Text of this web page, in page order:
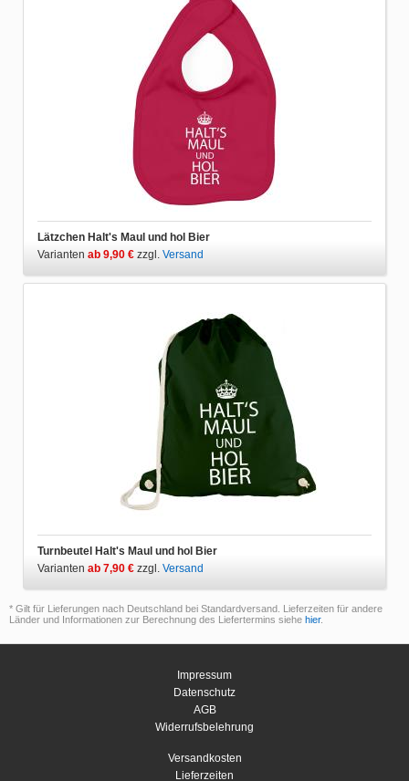
Lätzchen Halt's Maul und hol Bier
Varianten ab 9,90 € zzgl. Versand
Turnbeutel Halt's Maul und hol Bier
Varianten ab 7,90 € zzgl. Versand
* Gilt für Lieferungen nach Deutschland bei Standardversand. Lieferzeiten für andere
Länder und Informationen zur Berechnung des Liefertermins siehe hier.
Impressum
Datenschutz
AGB
Widerrufsbelehrung
Versandkosten
Lieferzeiten